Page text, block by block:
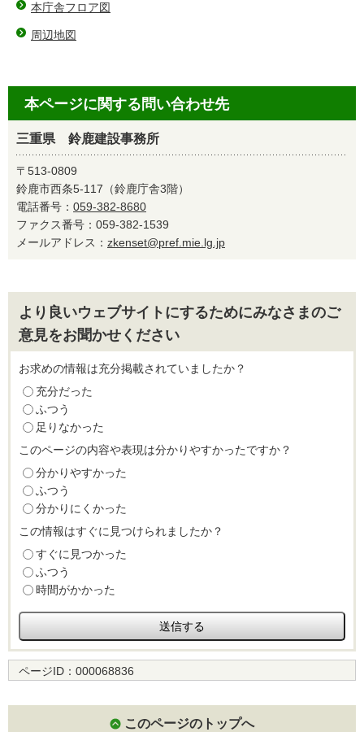
本庁舎フロア図
周辺地図
本ページに関する問い合わせ先
三重県 鈴鹿建設事務所
〒513-0809
鈴鹿市西条5-117（鈴鹿庁舎3階）
電話番号： 059-382-8680
ファクス番号：059-382-1539
メールアドレス： zkenset@pref.mie.lg.jp
より良いウェブサイトにするためにみなさまのご
意見をお聞かせください
お求めの情報は充分掲載されていましたか？
充分だった
ふつう
足りなかった
このページの内容や表現は分かりやすかったですか？
分かりやすかった
ふつう
分かりにくかった
この情報はすぐに見つけられましたか？
すぐに見つかった
ふつう
時間がかかった
ページID： 000068836
このページのトップへ